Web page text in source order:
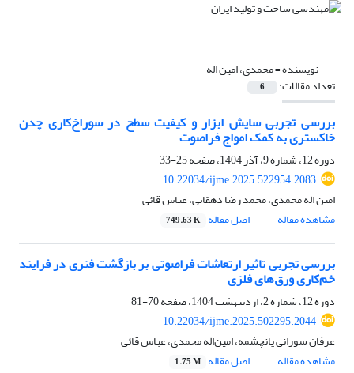
نویسنده =محمدی، امین اله
تعداد مقالات: 6
بررسی تجربی سایش ابزار و کیفیت سطح در سوراخ‌کاری چدن
خاکستری به کمک امواج فراصوت
دوره 12، شماره 9، آذر 1404، صفحه
25-33
10.22034/ijme.2025.522954.2083
امین اله محمدی، محمد رضا دهقانی، عباس قائی
مشاهده مقاله
اصل مقاله 749.63 K
بررسی تجربی تاثیر ارتعاشات فراصوتی بر بازگشت فنری در فرایند
خم‌کاری ورق‌های فلزی
دوره 12، شماره 2، اردیبهشت 1404، صفحه
70-81
10.22034/ijme.2025.502295.2044
عرفان سورانی یانچشمه، امین‌اله محمدی، عباس قائی
مشاهده مقاله
اصل مقاله 1.75 M